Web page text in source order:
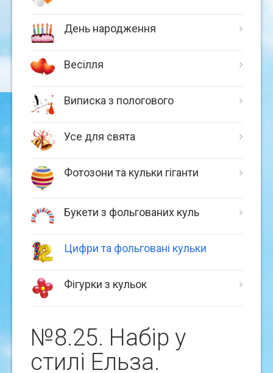
День народження
Весілля
Виписка з пологового
Усе для свята
Фотозони та кульки гіганти
Букети з фольгованих куль
Цифри та фольговані кульки
Фігурки з кульок
№8.25. Набір у
стилi Ельза.